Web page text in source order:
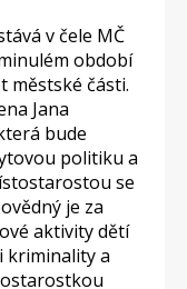
v čele MČ
období
městské části.
Jana
bude
politiku a
se
je za
aktivity dětí
kriminality a